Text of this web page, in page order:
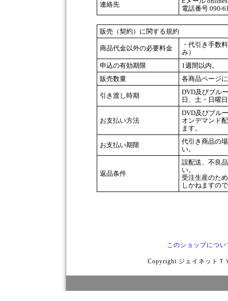
連絡先
電話番号 090-
販売（契約）に関する規約
商品代金以外の必要料金
・代引き手数
み）
申込の有効期限
1週間以内。
販売数量
各商品ページ
引き渡し時期
DVD及びブル
日、土・日曜
お支払い方法
DVD及びブル
オンデマンド
ます。
お支払い期限
代引き商品の
い。
返品条件
誤配送、不良
い。
受注生産のた
しかねますの
このショップについ
Copyright ジェイネットＴ